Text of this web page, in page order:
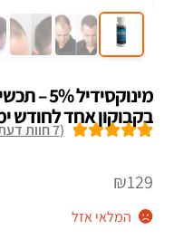
בקבוקון אחד לחודש
לקוחות
(
7חוות
₪129
המלאי אזל